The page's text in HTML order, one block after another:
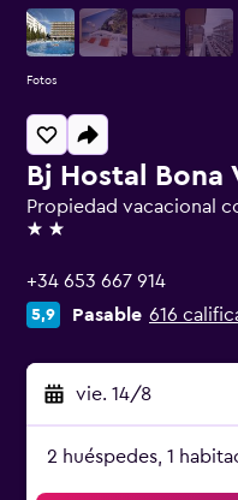
Bj Hostal Bona
Propiedad vacacional
2 estrellas
+34 653 667 914
5,9 Pasable 616
vie. 14/8
2 huéspedes, 1
Fotos